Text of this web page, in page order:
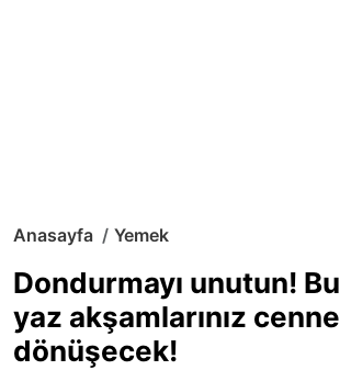
Anasayfa Yemek
Dondurmayı unutun!
yaz akşamlarınız
dönüşecek!